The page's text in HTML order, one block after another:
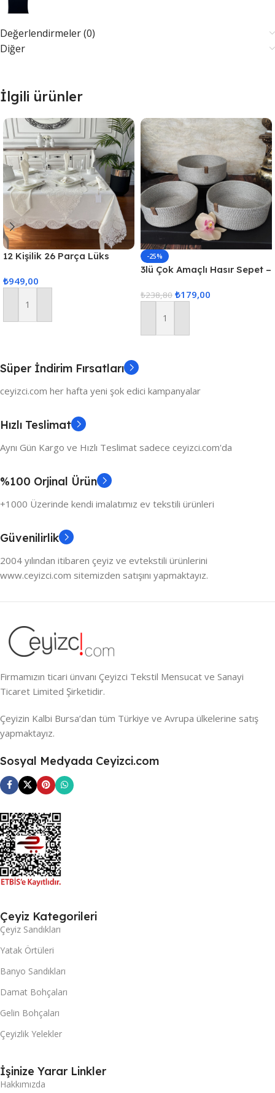
Değerlendirmeler (0)
Diğer
İlgili ürünler
12 Kişilik 26 Parça Lüks
Masa Örtüsü Seti
₺949,00
Sepete Ekle
-25%
3lü Çok Amaçlı Hasır Sepet –
₺238,80 ₺179,00
Sepete Ekle
Süper İndirim Fırsatları
ceyizci.com her hafta yeni şok edici kampanyalar
Hızlı Teslimat
Aynı Gün Kargo ve Hızlı Teslimat sadece ceyizci.com'da
%100 Orjinal Ürün
+1000 Üzerinde kendi imalatımız ev tekstili ürünleri
Güvenilirlik
2004 yılından itibaren çeyiz ve evtekstili ürünlerini
www.ceyizci.com sitemizden satışını yapmaktayız.
Firmamızın ticari ünvanı Çeyizci Tekstil Mensucat ve Sanayi
Ticaret Limited Şirketidir.
Çeyizin Kalbi Bursa’dan tüm Türkiye ve Avrupa ülkelerine satış
yapmaktayız.
Sosyal Medyada Ceyizci.com
Çeyiz Kategorileri
Çeyiz Sandıkları
Yatak Örtüleri
Banyo Sandıkları
Damat Bohçaları
Gelin Bohçaları
Çeyizlik Yelekler
İşinize Yarar Linkler
Hakkımızda